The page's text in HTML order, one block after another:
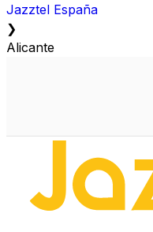
Jazztel España
❯
Alicante